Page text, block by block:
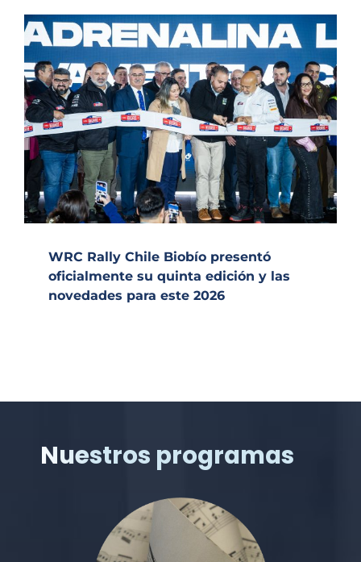
WRC Rally Chile Biobío presentó
oficialmente su quinta edición y las
novedades para este 2026
Nuestros programas